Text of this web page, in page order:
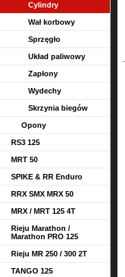
Cylindry
Wał korbowy
Sprzęgło
Układ paliwowy
Zapłony
Wydechy
Skrzynia biegów
Opony
RS3 125
MRT 50
SPIKE & RR Enduro
RRX SMX MRX 50
MRX / MRT 125 4T
Rieju Marathon /
Marathon PRO 125
Rieju MR 250 / 300 2T
TANGO 125